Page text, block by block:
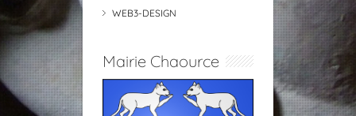
WEB3-DESIGN
Mairie Chaource